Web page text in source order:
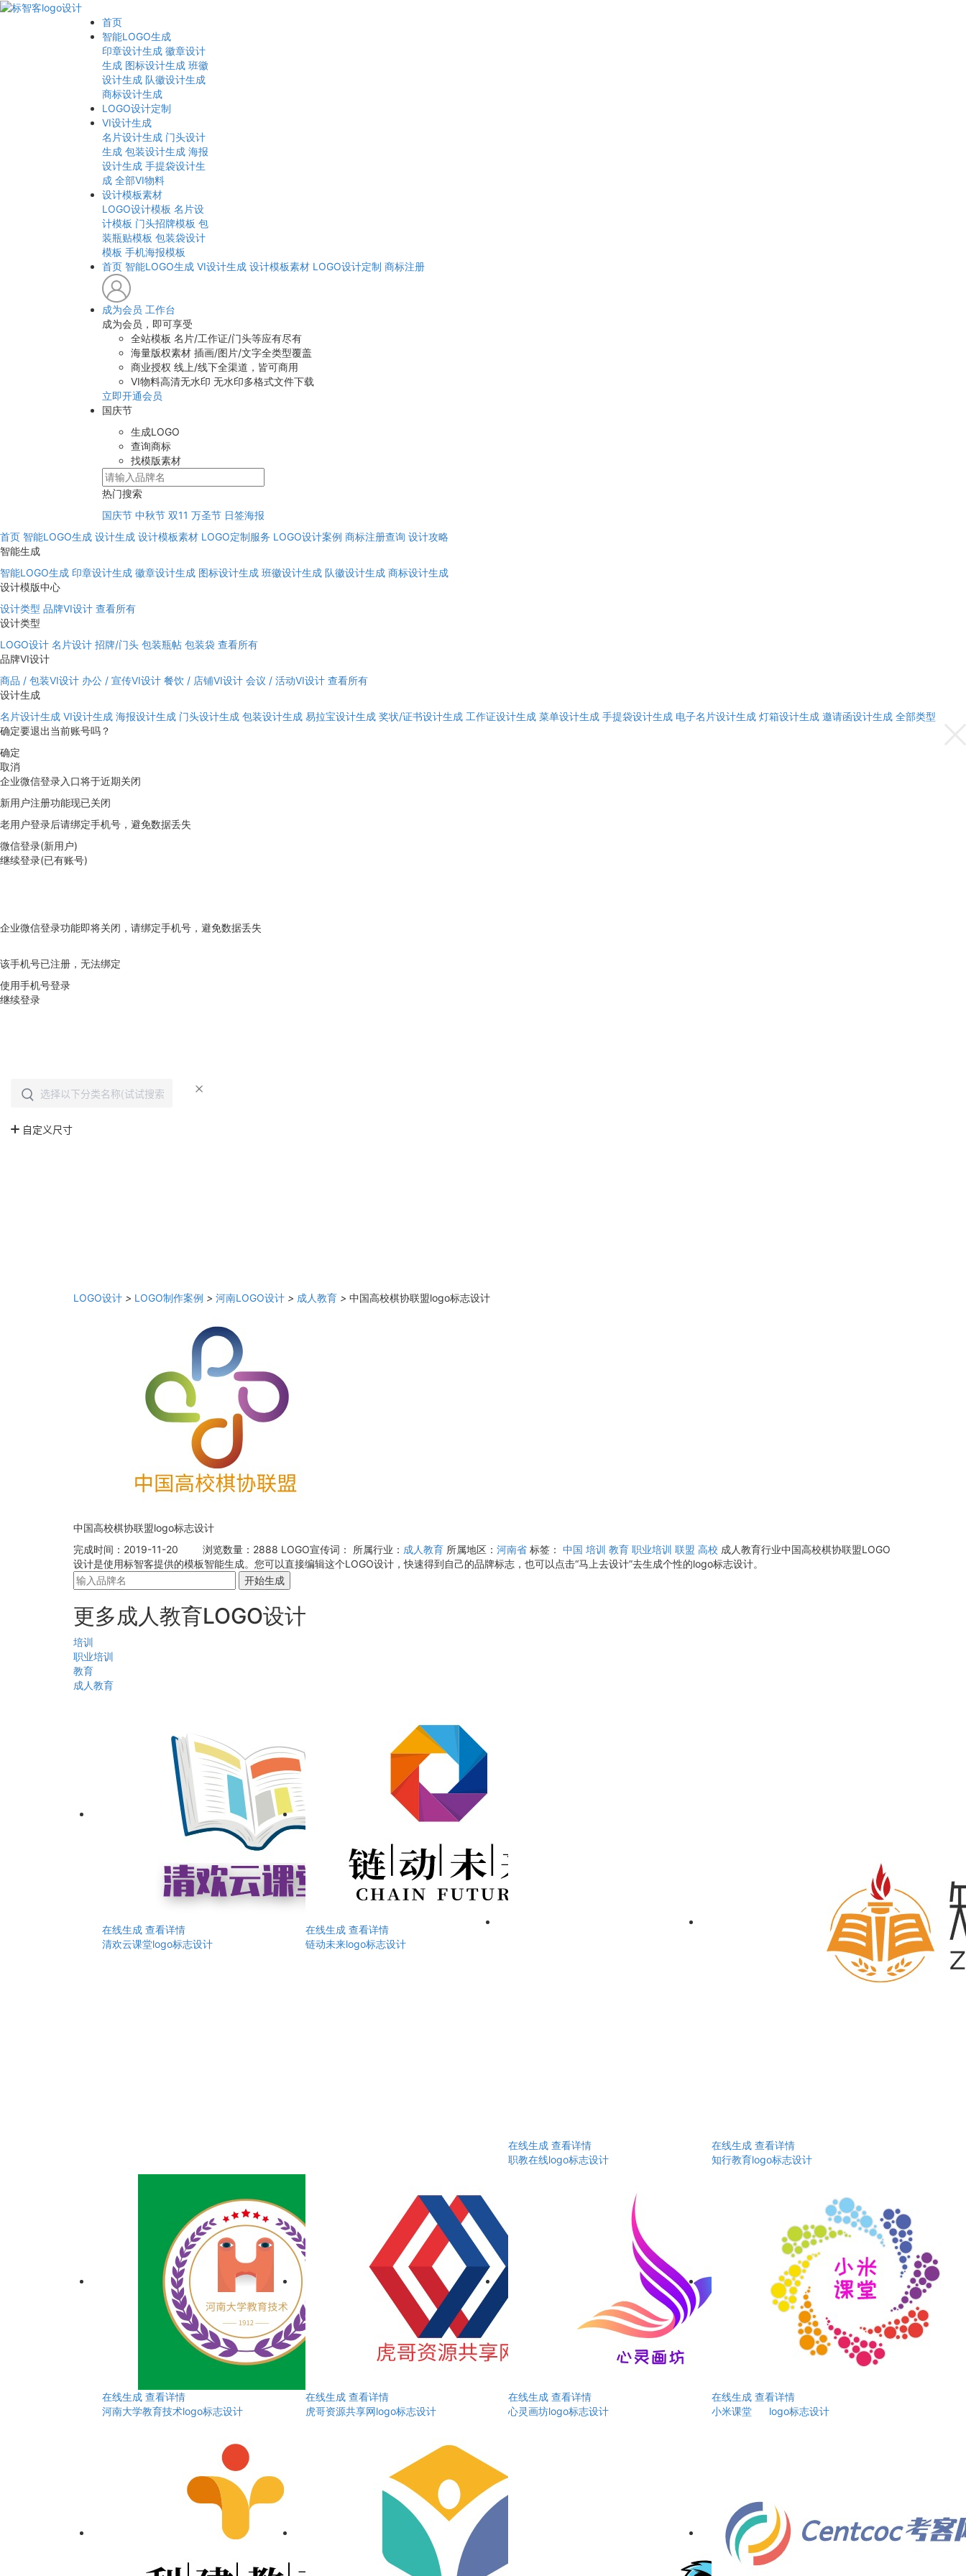
首页
智能LOGO生成
印章设计生成 徽章设计
生成 图标设计生成 班徽
设计生成 队徽设计生成
商标设计生成
LOGO设计定制
VI设计生成
名片设计生成 门头设计
生成 包装设计生成 海报
设计生成 手提袋设计生
成 全部VI物料
设计模板素材
LOGO设计模板 名片设
计模板 门头招牌模板 包
装瓶贴模板 包装袋设计
模板 手机海报模板
首页 智能LOGO生成 VI设计生成 设计模板素材 LOGO设计定制 商标注册
成为会员 工作台
成为会员，即可享受
全站模板 名片/工作证/门头等应有尽有
海量版权素材 插画/图片/文字全类型覆盖
商业授权 线上/线下全渠道，皆可商用
VI物料高清无水印 无水印多格式文件下载
立即开通会员
国庆节
生成LOGO
查询商标
找模版素材
热门搜索
国庆节 中秋节 双11 万圣节 日签海报
首页 智能LOGO生成 设计生成 设计模板素材 LOGO定制服务 LOGO设计案例 商标注册查询 设计攻略
智能生成
智能LOGO生成 印章设计生成 徽章设计生成 图标设计生成 班徽设计生成 队徽设计生成 商标设计生成
设计模版中心
设计类型 品牌VI设计 查看所有
设计类型
LOGO设计 名片设计 招牌/门头 包装瓶帖 包装袋 查看所有
品牌VI设计
商品 / 包装VI设计 办公 / 宣传VI设计 餐饮 / 店铺VI设计 会议 / 活动VI设计 查看所有
设计生成
名片设计生成 VI设计生成 海报设计生成 门头设计生成 包装设计生成 易拉宝设计生成 奖状/证书设计生成 工作证设计生成 菜单设计生成 手提袋设计生成 电子名片设计生成 灯箱设计生成 邀请函设计生成 全部类型
确定要退出当前账号吗？
确定
取消
企业微信登录入口将于近期关闭
新用户注册功能现已关闭
老用户登录后请绑定手机号，避免数据丢失
微信登录(新用户)
继续登录(已有账号)
企业微信登录功能即将关闭，请绑定手机号，避免数据丢失
该手机号已注册，无法绑定
使用手机号登录
继续登录
LOGO设计 > LOGO制作案例 > 河南LOGO设计 > 成人教育 > 中国高校棋协联盟logo标志设计
中国高校棋协联盟logo标志设计
完成时间：2019-11-20
浏览数量：2888 LOGO宣传词： 所属行业： 成人教育 所属地区： 河南省 标签： 中国 培训 教育 职业培训 联盟 高校 成人教育行业中国高校棋协联盟LOGO
设计是使用标智客提供的模板智能生成。您可以直接编辑这个LOGO设计，快速得到自己的品牌标志，也可以点击“马上去设计”去生成个性的logo标志设计。
开始生成
更多成人教育LOGO设计
培训
职业培训
教育
成人教育
在线生成 查看详情
清欢云课堂logo标志设计
在线生成 查看详情
链动未来logo标志设计
在线生成 查看详情
职教在线logo标志设计
在线生成 查看详情
知行教育logo标志设计
在线生成 查看详情
河南大学教育技术logo标志设计
在线生成 查看详情
虎哥资源共享网logo标志设计
在线生成 查看详情
心灵画坊logo标志设计
在线生成 查看详情
小米课堂 logo标志设计